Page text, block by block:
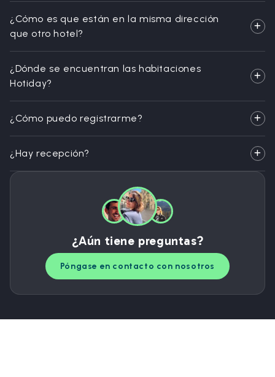
¿Cómo es que están en la misma dirección
que otro hotel?
¿Dónde se encuentran las habitaciones
Hotiday?
¿Cómo puedo registrarme?
¿Hay recepción?
¿Aún tiene preguntas?
Póngase en contacto con nosotros